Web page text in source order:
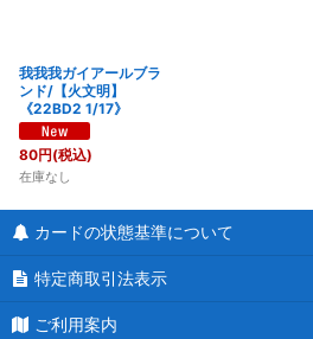
我我我ガイアールブラ
ンド/【火文明】
《22BD2 1/17》
80円(税込)
在庫なし
カードの状態基準について
特定商取引法表示
ご利用案内